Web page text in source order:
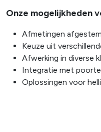
Onze mogelijkheden
Afmetingen
Keuze uit
Afwerking in diverse
Integratie met
Oplossingen voor